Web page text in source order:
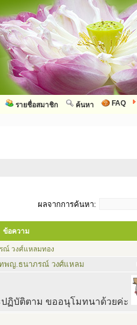
FAQ
ค้นหา
รายชื่อสมาชิก
ผลจากการค้นหา:
ข้อความ
ณ์ วงศ์แหลมทอง
ทพญ.ธนาภรณ์ วงศ์แหลม
ฏิบัติตาม ขออนุโมทนาด้วยค่ะ